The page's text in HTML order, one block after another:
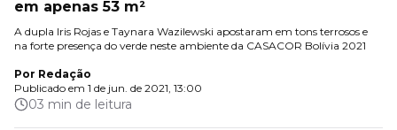
em apenas 53 m²
A dupla Iris Rojas e Taynara Wazilewski apostaram em tons terrosos e
na forte presença do verde neste ambiente da CASACOR Bolívia 2021
Por Redação
Publicado em 1 de jun. de 2021, 13:00
03 min de leitura